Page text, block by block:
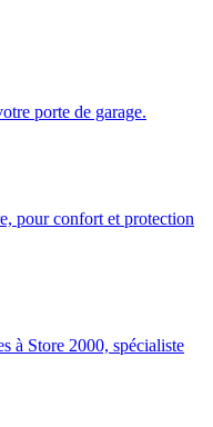
porte de garage.
pour confort et protection
à Store 2000, spécialiste